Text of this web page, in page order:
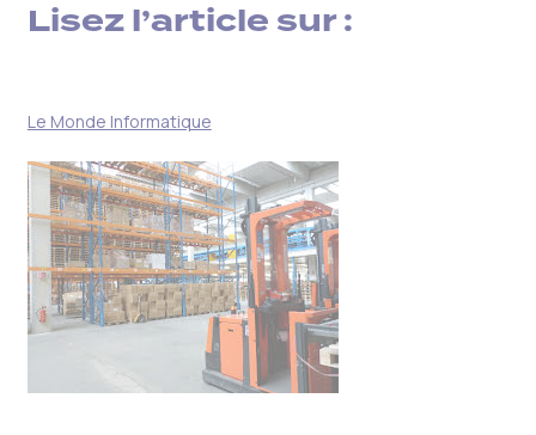
Lisez l’article sur :
Le Monde Informatique